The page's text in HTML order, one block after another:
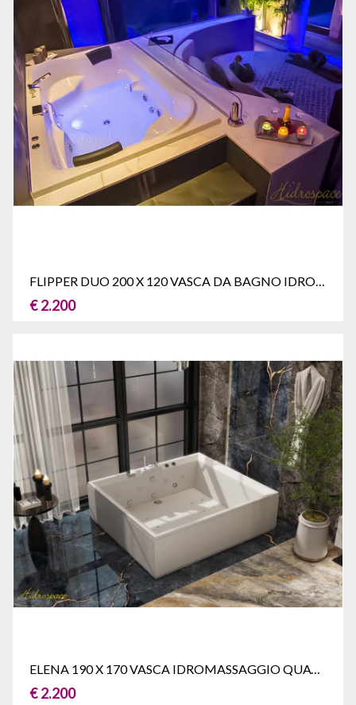
FLIPPER DUO 200 X 120 VASCA DA BAGNO IDROMASSAGGIO CON SEDUTE
€ 2.200
€ 2.200